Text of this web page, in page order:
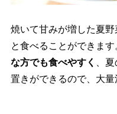
焼いて甘みが増した夏
と食べることができま
な方でも食べやすく
、
置きができるので、大量